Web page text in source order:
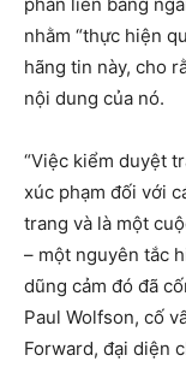
phán liên bang
nhằm “thực hiện
hãng tin này, cho
nội dung của nó.
“Việc kiểm duyệt
xúc phạm đối với
trang và là một
– một nguyên tắc
dũng cảm đó đã
Paul Wolfson, cố
Forward, đại diện